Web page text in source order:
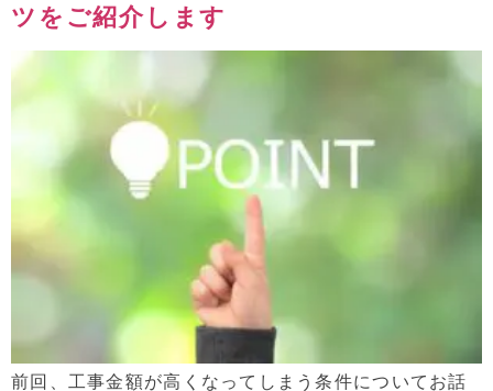
ツをご紹介します
前回、工事金額が高くなってしまう条件についてお話